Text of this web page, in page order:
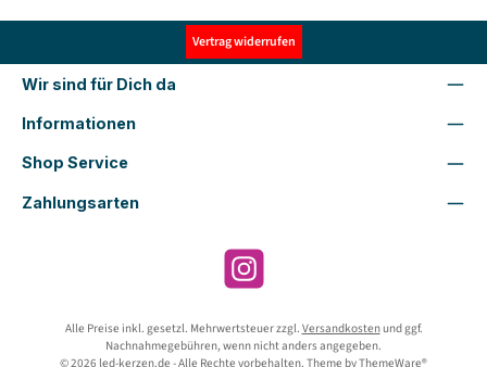
Vertrag widerrufen
Wir sind für Dich da
Informationen
Shop Service
Zahlungsarten
Instagram
Alle Preise inkl. gesetzl. Mehrwertsteuer zzgl. Versandkostenund ggf.
Nachnahmegebühren, wenn nicht anders angegeben.
© 2026 led-kerzen.de - Alle Rechte vorbehalten. Theme byThemeWare®